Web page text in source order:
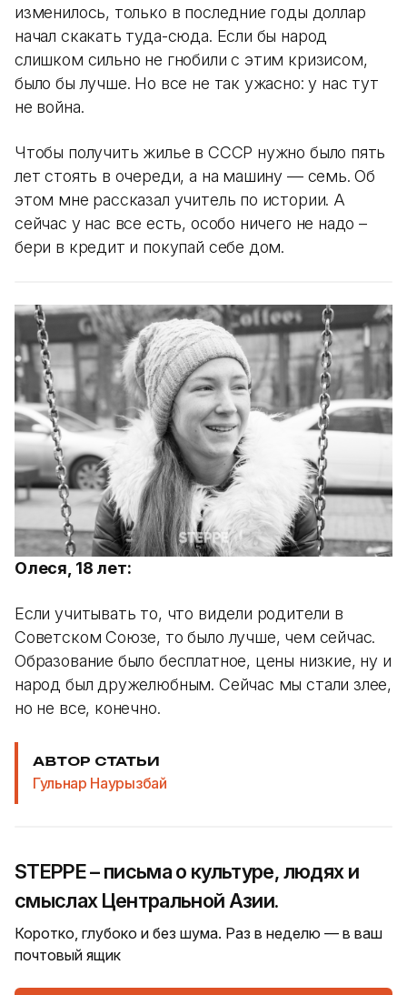
изменилось, только в последние годы доллар
начал скакать туда-сюда. Если бы народ
слишком сильно не гнобили с этим кризисом,
было бы лучше. Но все не так ужасно: у нас тут
не война.
Чтобы получить жилье в СССР нужно было пять
лет стоять в очереди, а на машину — семь. Об
этом мне рассказал учитель по истории. А
сейчас у нас все есть, особо ничего не надо –
бери в кредит и покупай себе дом.
Олеся, 18 лет:
Если учитывать то, что видели родители в
Советском Союзе, то было лучше, чем сейчас.
Образование было бесплатное, цены низкие, ну и
народ был дружелюбным. Сейчас мы стали злее,
но не все, конечно.
АВТОР СТАТЬИ
Гульнар Наурызбай
STEPPE – письма о культуре, людях и
смыслах Центральной Азии.
Коротко, глубоко и без шума. Раз в неделю — в ваш
почтовый ящик